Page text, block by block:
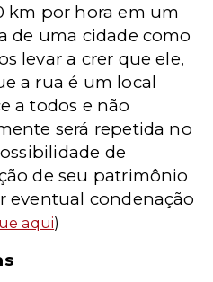
km por hora em um
de uma cidade como
levar a crer que ele,
a rua é um local
a todos e não
será repetida no
de
de seu patrimônio
eventual condenação
aqui)